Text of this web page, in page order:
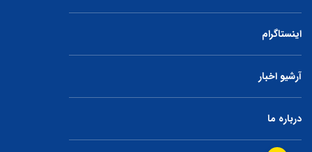
اینستاگرام
آرشیو اخبار
درباره ما